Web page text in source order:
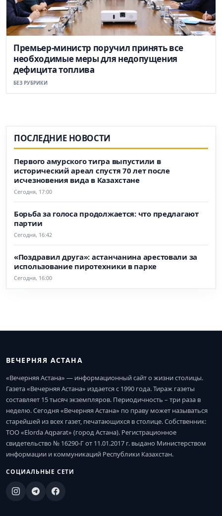
Премьер-министр поручил принять все
необходимые меры для недопущения
дефицита топлива
БЕЗ РУБРИКИ
ПОСЛЕДНИЕ НОВОСТИ
Первого амурского тигра выпустили в
исторический ареал спустя 70 лет после
исчезновения вида в Казахстане
Сегодня, 17:00
Борьба за голоса продолжается: что предлагают
партии
Сегодня, 16:42
«Поздравил друга»: астанчанина арестовали за
использование пиротехники в парке
Сегодня, 16:00
ВЕЧЕРНЯЯ АСТАНА
«Вечерняя Астана» — информационный сайт о жизни столицы.
Газета «Вечерняя Астана» издается с 1990 года. Тираж газеты
составляет 15 тысяч экземпляров. Периодичность – три раза в
неделю. Сегодня «Вечерняя Астана» по праву может называться
старейшей из всех газет, печатающихся в столице. Собственник:
ТОО «Elorda Aqparat» (город Астана). Регистрационное
свидетельство № 16290-Г от 11.01.2017 г. выдано Министерством
информации и коммуникаций Республики Казахстан.
СОЦИАЛЬНЫЕ СЕТИ